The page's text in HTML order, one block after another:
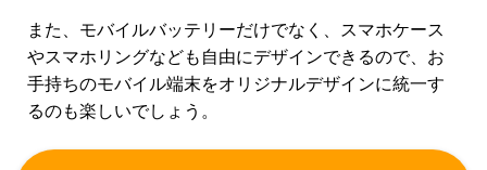
また、モバイルバッテリーだけでなく、スマホケース
やスマホリングなども自由にデザインできるので、お
手持ちのモバイル端末をオリジナルデザインに統一す
るのも楽しいでしょう。